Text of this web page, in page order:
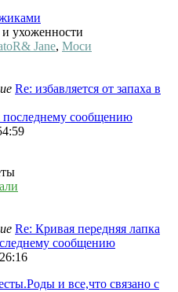
и ухоженности
Jane, Моси
Re: избавляется от запаха в
последнему сообщению
Re: Кривая передняя лапка
сообщению
и все,что связано с